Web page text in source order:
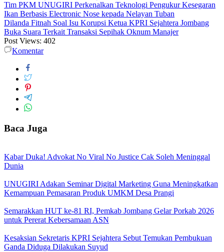
Tim PKM UNUGIRI Perkenalkan Teknologi Pengukur Kesegaran
Ikan Berbasis Electronic Nose kepada Nelayan Tuban
Dilanda Fitnah Soal Isu Korupsi Ketua KPRI Sejahtera Jombang
Buka Suara Terkait Transaksi Sepihak Oknum Manajer
Post Views: 402
Komentar
Baca Juga
Kabar Duka! Advokat No Viral No Justice Cak Soleh Meninggal
Dunia
UNUGIRI Adakan Seminar Digital Marketing Guna Meningkatkan
Kemampuan Pemasaran Produk UMKM Desa Prangi
Semarakkan HUT ke-81 RI, Pemkab Jombang Gelar Porkab 2026
untuk Pererat Kebersamaan ASN
Kesaksian Sekretaris KPRI Sejahtera Sebut Temukan Pembukuan
Ganda Diduga Dilakukan Suyud